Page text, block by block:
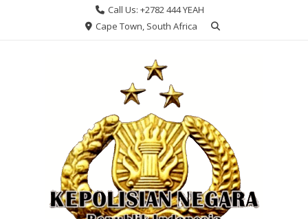
Call Us: +2782 444 YEAH
Cape Town, South Africa